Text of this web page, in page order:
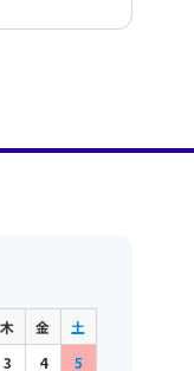
木 金
土
3 4 5